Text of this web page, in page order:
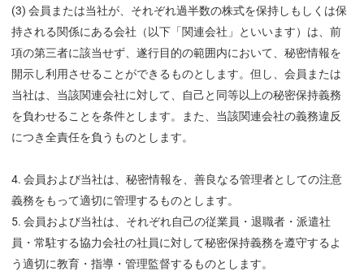
(3) 会員または当社が、それぞれ過半数の株式を保持しもしくは保
持される関係にある会社（以下「関連会社」といいます）は、前
項の第三者に該当せず、遂行目的の範囲内において、秘密情報を
開示し利用させることができるものとします。但し、会員または
当社は、当該関連会社に対して、自己と同等以上の秘密保持義務
を負わせることを条件とします。また、当該関連会社の義務違反
につき全責任を負うものとします。
会員および当社は、秘密情報を、善良なる管理者としての注意
義務をもって適切に管理するものとします。
会員および当社は、それぞれ自己の従業員・退職者・派遣社
員・常駐する協力会社の社員に対して秘密保持義務を遵守するよ
う適切に教育・指導・管理監督するものとします。